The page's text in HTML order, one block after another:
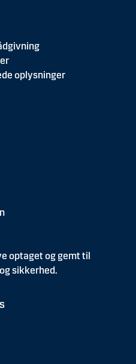
oplysninger
optaget og gemt til
sikkerhed.